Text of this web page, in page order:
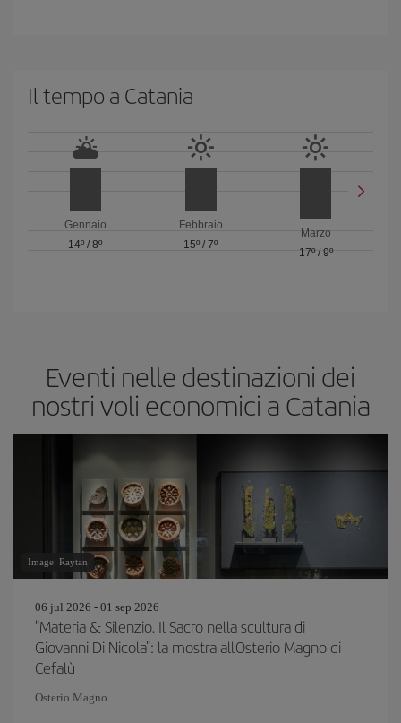
Il tempo a Catania
Gennaio
14º /8º
Febbraio
15º / 7º
Marzo
17º/ 9º
Eventi nelle destinazioni dei
nostri voli economici a Catania
Image: Raytan
06 jul 2026 - 01 sep 2026
"Materia & Silenzio. Il Sacro nella scultura di
Giovanni Di Nicola": la mostra all'Osterio Magno di
Cefalù
Osterio Magno